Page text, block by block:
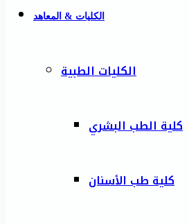
الكليات & المعاهد
الكليات الطبية
كلية الطب البشري
كلية طب الأسنان